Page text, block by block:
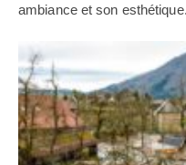
ambiance et son